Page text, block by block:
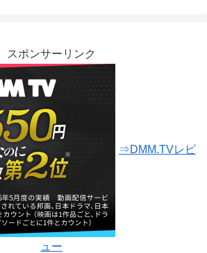
スポンサーリンク
⇒DMM.TVレビ
ュー